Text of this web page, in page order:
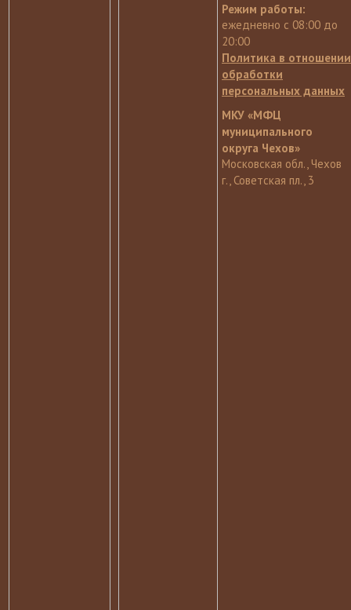
Режим работы:
ежедневно с 08:00 до
20:00
Политика в отношении
обработки
персональных данных
МКУ «МФЦ
муниципального
округа Чехов»
Московская обл., Чехов
г., Советская пл., 3